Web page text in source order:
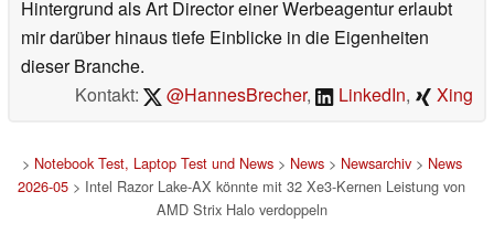
Hintergrund als Art Director einer Werbeagentur erlaubt
mir darüber hinaus tiefe Einblicke in die Eigenheiten
dieser Branche.
Kontakt:
@HannesBrecher, LinkedIn, Xing
> Notebook Test, Laptop Test und News> News> Newsarchiv> News
2026-05 > Intel Razor Lake-AX könnte mit 32 Xe3-Kernen Leistung von
AMD Strix Halo verdoppeln